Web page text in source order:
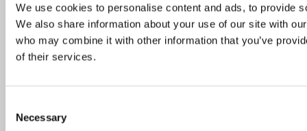
We use cookies to personalise content and ads, to provide
We also share information about your use of our site with
who may combine it with other information that you’ve
of their services.
Selection
Necessary
Terassikausi on täällä – katso nämä 10 upeaa
terassia Helsingissä